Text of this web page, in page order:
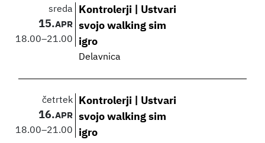
sreda
15.APR
18.00–21.00
Kontrolerji | Ustvari
svojo walking sim
igro
Delavnica
četrtek
16.APR
18.00–21.00
Kontrolerji | Ustvari
svojo walking sim
igro